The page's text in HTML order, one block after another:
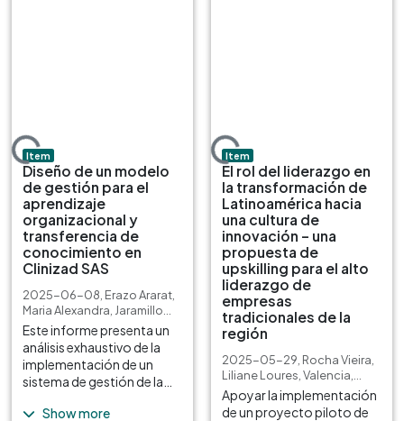
Item type:
Item ,
Diseño de un modelo
de gestión para el
aprendizaje
organizacional y
transferencia de
conocimiento en
Clinizad SAS
2025-06-08 Erazo Ararat,
Maria Alexandra Jaramillo
Lozano, Santiago
Este informe presenta un
análisis exhaustivo de la
implementación de un
sistema de gestión de la
organización, con el
Show more
Loading...
Item type:
Item ,
El rol del liderazgo en
la transformación de
Latinoamérica hacia
una cultura de
innovación – una
propuesta de
upskilling para el alto
liderazgo de
empresas
tradicionales de la
región
2025-05-29 Rocha Vieira,
Liliane Loures Valencia,
Saryth Giovana
Apoyar la implementación
de un proyecto piloto de